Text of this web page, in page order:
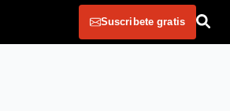
Suscribete gratis